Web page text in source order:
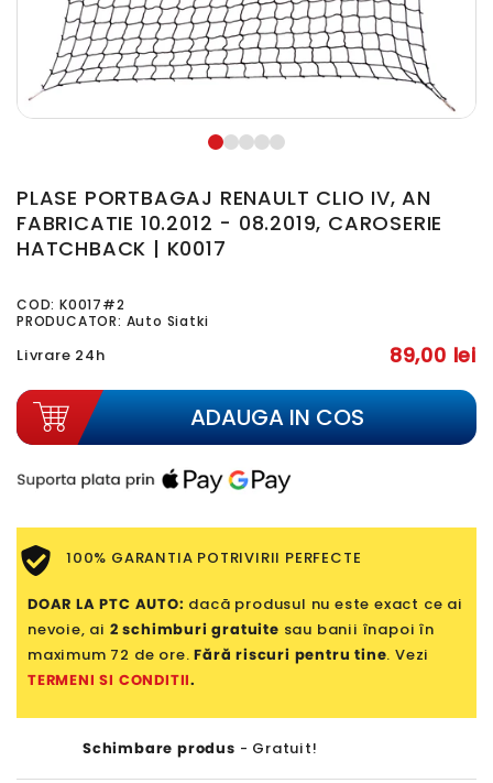
PLASE PORTBAGAJ RENAULT CLIO IV, AN
FABRICATIE 10.2012 - 08.2019, CAROSERIE
HATCHBACK | K0017
COD: K0017#2
PRODUCATOR: Auto Siatki
Livrare 24h 89,00 lei
ADAUGA IN COS
100% GARANTIA POTRIVIRII PERFECTE
DOAR LA PTC AUTO: dacă produsul nu este exact ce ai
nevoie, ai 2 schimburi gratuite sau banii înapoi în
maximum 72 de ore.Fără riscuri pentru tine. Vezi
TERMENI SI CONDITII.
Schimbare produs - Gratuit!